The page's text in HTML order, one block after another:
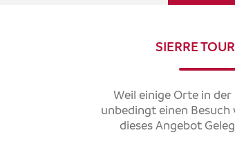
SIERRE
Weil einige Orte in der
unbedingt einen Besuch
dieses Angebot